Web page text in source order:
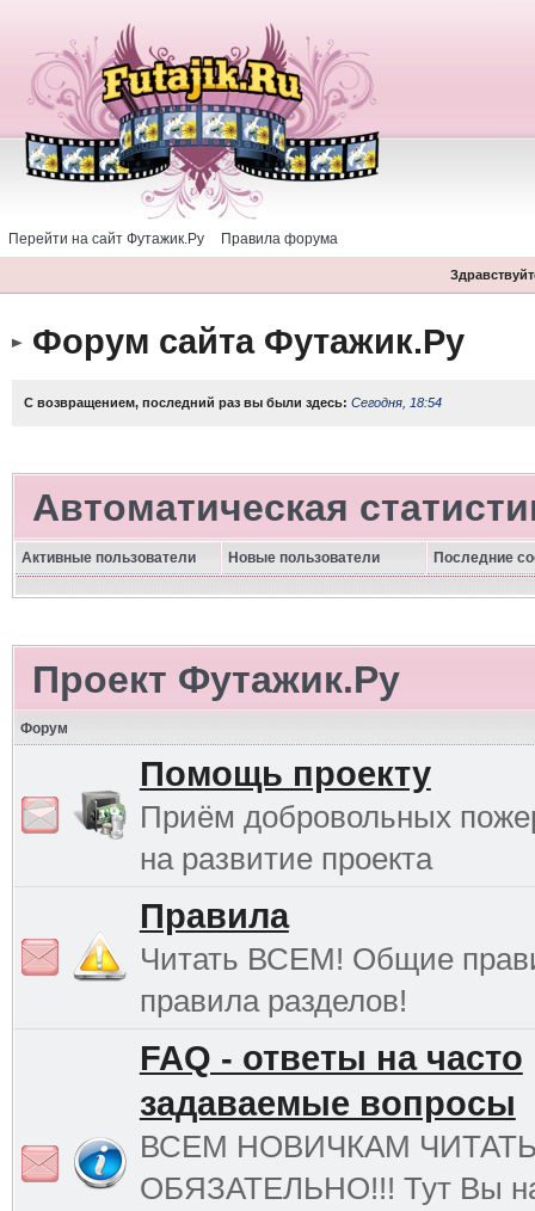
Перейти на сайт Футажик.Ру Правила форума
Форум сайта Футажик.Ру
С возвращением, последний раз вы были здесь: Сегодня, 18:54
Автоматическая
Активные пользователи Новые пользователи Последние
Проект Футажик.Ру
Форум
Помощь проекту
Приём добровольных
на развитие проекта
Правила
Читать ВСЕМ! Общие
правила разделов!
FAQ - ответы на часто
задаваемые вопросы
ВСЕМ НОВИЧКАМ
ОБЯЗАТЕЛЬНО!!! Тут Вы